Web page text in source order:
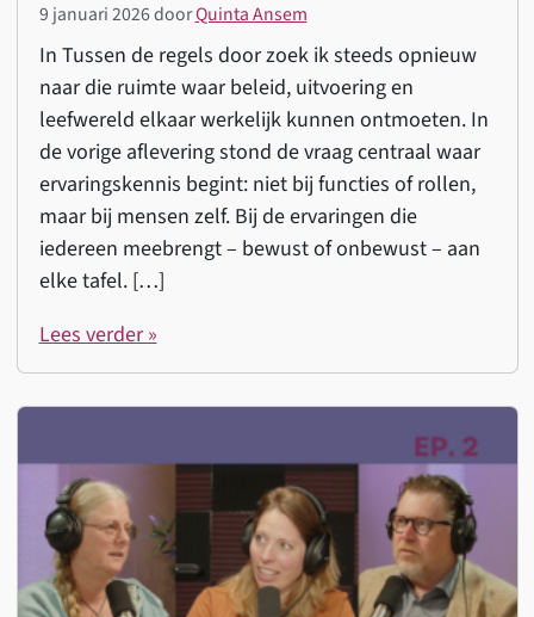
9 januari 2026doorQuinta Ansem
In Tussen de regels door zoek ik steeds opnieuw
naar die ruimte waar beleid, uitvoering en
leefwereld elkaar werkelijk kunnen ontmoeten. In
de vorige aflevering stond de vraag centraal waar
ervaringskennis begint: niet bij functies of rollen,
maar bij mensen zelf. Bij de ervaringen die
iedereen meebrengt – bewust of onbewust – aan
elke tafel. […]
Lees verder »